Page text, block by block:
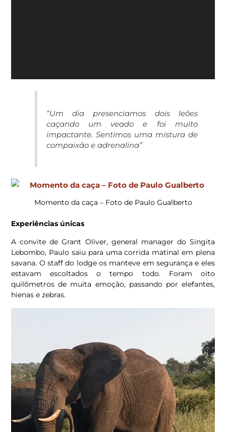
“Um dia presenciamos dois leões
caçando um veado e foi muito
impactante. Sentimos uma mistura de
compaixão e adrenalina”
Momento da caça – Foto de Paulo Gualberto
Experiências únicas
A convite de Grant Oliver, general manager do Singita
Lebombo, Paulo saiu para uma corrida matinal em plena
savana. O staff do lodge os manteve em segurança e eles
estavam escoltados o tempo todo. Foram oito
quilômetros de muita emoção, passando por elefantes,
hienas e zebras.